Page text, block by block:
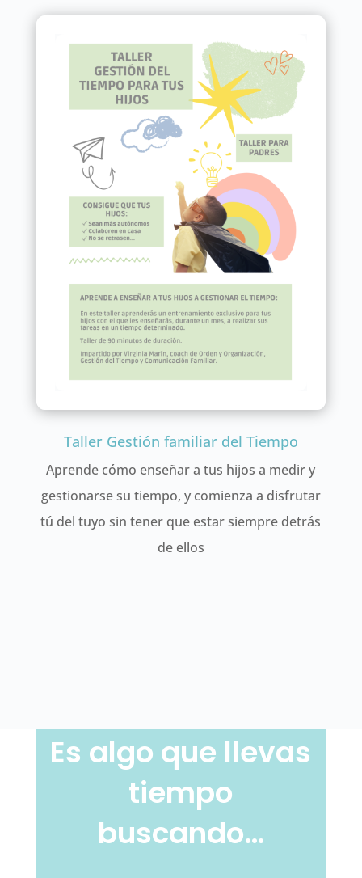
Taller Gestión familiar del Tiempo
Aprende cómo enseñar a tus hijos a medir y
gestionarse su tiempo, y comienza a disfrutar
tú del tuyo sin tener que estar siempre detrás
de ellos
Es algo que llevas
tiempo
buscando…